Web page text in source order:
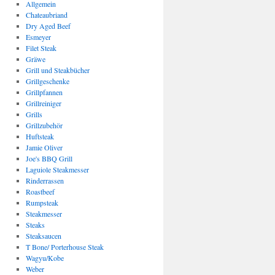
Allgemein
Chateaubriand
Dry Aged Beef
Esmeyer
Filet Steak
Gräwe
Grill und Steakbücher
Grillgeschenke
Grillpfannen
Grillreiniger
Grills
Grillzubehör
Huftsteak
Jamie Oliver
Joe's BBQ Grill
Laguiole Steakmesser
Rinderrassen
Roastbeef
Rumpsteak
Steakmesser
Steaks
Steaksaucen
T Bone/ Porterhouse Steak
Wagyu/Kobe
Weber